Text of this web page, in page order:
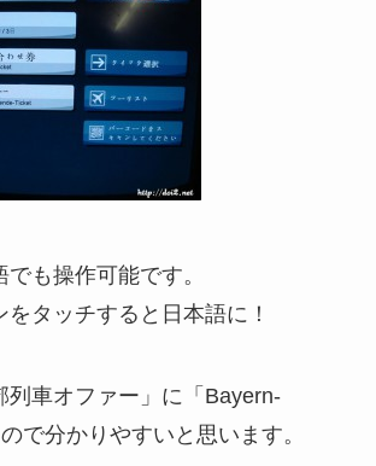
も操作可能です。
をタッチすると日本語に！
列車オファー」に「Bayern-
で分かりやすいと思います。